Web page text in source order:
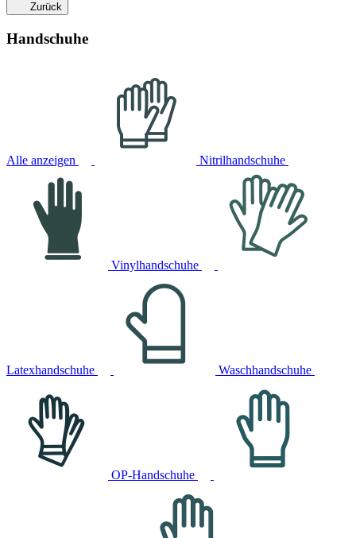
Zurück
Handschuhe
Alle anzeigen Nitrilhandschuhe
Vinylhandschuhe
Latexhandschuhe Waschhandschuhe
OP-Handschuhe